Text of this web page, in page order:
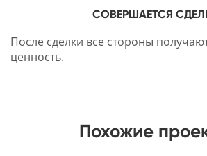
СОВЕРШАЕТСЯ
После сделки все стороны
ценность.
Похожие